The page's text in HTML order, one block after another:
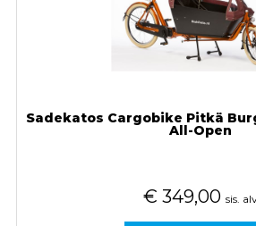
Sadekatos Cargobike Pitkä
All-Open
€ 349,00 sis.